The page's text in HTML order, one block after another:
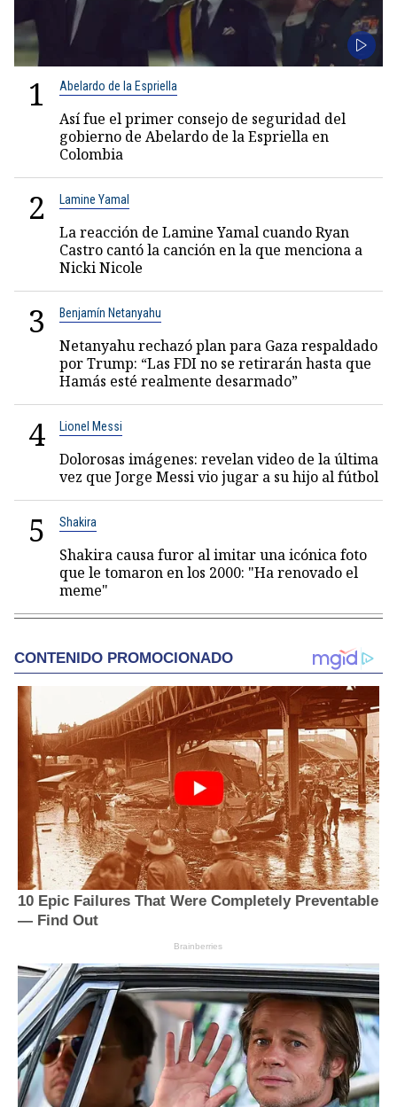
1 Abelardo de la Espriella
Así fue el primer consejo de seguridad del
gobierno de Abelardo de la Espriella en
Colombia
2 Lamine Yamal
La reacción de Lamine Yamal cuando Ryan
Castro cantó la canción en la que menciona a
Nicki Nicole
3 Benjamín Netanyahu
Netanyahu rechazó plan para Gaza respaldado
por Trump: “Las FDI no se retirarán hasta que
Hamás esté realmente desarmado”
4 Lionel Messi
Dolorosas imágenes: revelan video de la última
vez que Jorge Messi vio jugar a su hijo al fútbol
5 Shakira
Shakira causa furor al imitar una icónica foto
que le tomaron en los 2000: "Ha renovado el
meme"